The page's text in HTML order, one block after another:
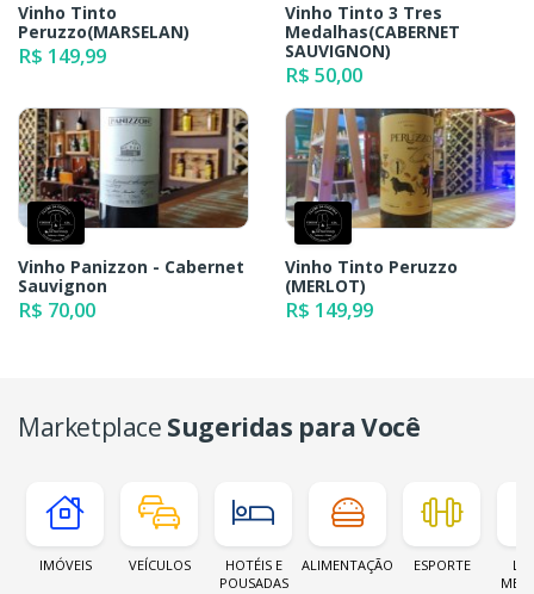
Vinho Tinto
Peruzzo(MARSELAN)
R$ 149,99
Vinho Tinto 3 Tres
Medalhas(CABERNET
SAUVIGNON)
R$ 50,00
Vinho Panizzon - Cabernet
Sauvignon
R$ 70,00
Vinho Tinto Peruzzo
(MERLOT)
R$ 149,99
Marketplace Sugeridas para Você
IMÓVEIS VEÍCULOS
HOTÉIS E
POUSADAS
ALIMENTAÇÃO ESPORTE